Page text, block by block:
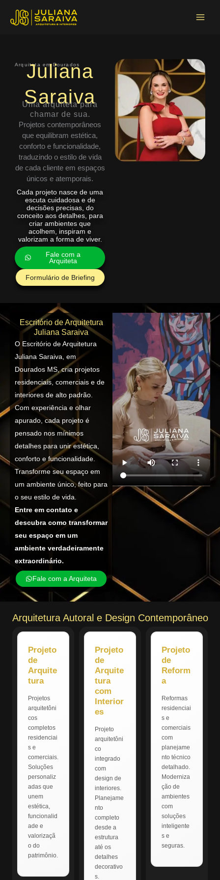
Arquiteta em Dourados
Juliana
Saraiva
Uma arquiteta para
chamar de sua.
Projetos contemporâneos
que equilibram estética,
conforto e funcionalidade,
traduzindo o estilo de vida
de cada cliente em espaços
únicos e atemporais.
Cada projeto nasce de uma
escuta cuidadosa e de
decisões precisas, do
conceito aos detalhes, para
criar ambientes que
acolhem, inspiram e
valorizam a forma de viver.
Fale com a
Arquiteta
Formulário de Briefing
Escritório de Arquitetura
Juliana Saraiva
O Escritório de Arquitetura
Juliana Saraiva, em
Dourados MS, cria projetos
residenciais, comerciais e de
interiores de alto padrão.
Com experiência e olhar
apurado, cada projeto é
pensado nos mínimos
detalhes para unir estética,
conforto e funcionalidade.
Transforme seu espaço em
um ambiente único, feito para
o seu estilo de vida.
Entre em contato e
descubra como transformar
seu espaço em um
ambiente verdadeiramente
extraordinário.
Fale com a Arquiteta
Arquitetura Autoral e Design Contemporâneo
Projeto
de
Arquite
tura
Projetos
arquitetôni
cos
completos
residenciai
s e
comerciais.
Soluções
personaliz
adas que
unem
estética,
funcionalid
ade e
valorizaçã
o do
patrimônio.
Projeto
de
Arquite
tura
com
Interior
es
Projeto
arquitetôni
co
integrado
com
design de
interiores.
Planejame
nto
completo
desde a
estrutura
até os
detalhes
decorativo
s.
Projeto
de
Reform
a
Reformas
residenciai
s e
comerciais
com
planejame
nto técnico
detalhado.
Moderniza
ção de
ambientes
com
soluções
inteligente
s e
seguras.